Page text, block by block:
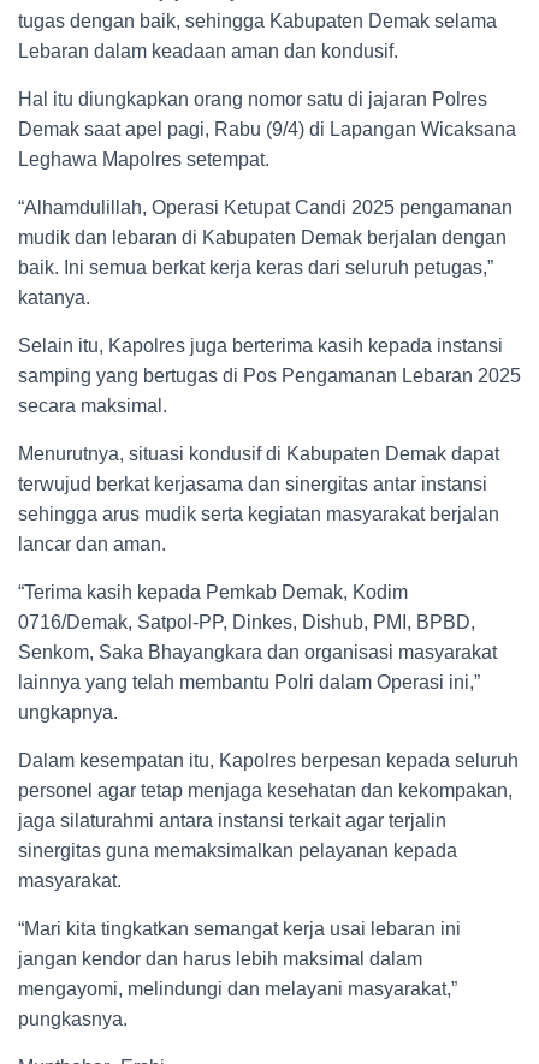
tugas dengan baik, sehingga Kabupaten Demak selama
Lebaran dalam keadaan aman dan kondusif.
Hal itu diungkapkan orang nomor satu di jajaran Polres
Demak saat apel pagi, Rabu (9/4) di Lapangan Wicaksana
Leghawa Mapolres setempat.
“Alhamdulillah, Operasi Ketupat Candi 2025 pengamanan
mudik dan lebaran di Kabupaten Demak berjalan dengan
baik. Ini semua berkat kerja keras dari seluruh petugas,”
katanya.
Selain itu, Kapolres juga berterima kasih kepada instansi
samping yang bertugas di Pos Pengamanan Lebaran 2025
secara maksimal.
Menurutnya, situasi kondusif di Kabupaten Demak dapat
terwujud berkat kerjasama dan sinergitas antar instansi
sehingga arus mudik serta kegiatan masyarakat berjalan
lancar dan aman.
“Terima kasih kepada Pemkab Demak, Kodim
0716/Demak, Satpol-PP, Dinkes, Dishub, PMI, BPBD,
Senkom, Saka Bhayangkara dan organisasi masyarakat
lainnya yang telah membantu Polri dalam Operasi ini,”
ungkapnya.
Dalam kesempatan itu, Kapolres berpesan kepada seluruh
personel agar tetap menjaga kesehatan dan kekompakan,
jaga silaturahmi antara instansi terkait agar terjalin
sinergitas guna memaksimalkan pelayanan kepada
masyarakat.
“Mari kita tingkatkan semangat kerja usai lebaran ini
jangan kendor dan harus lebih maksimal dalam
mengayomi, melindungi dan melayani masyarakat,”
pungkasnya.